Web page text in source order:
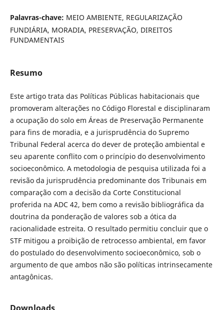
Palavras-chave: MEIO AMBIENTE, REGULARIZAÇÃO
FUNDIÁRIA, MORADIA, PRESERVAÇÃO, DIREITOS
FUNDAMENTAIS
Resumo
Este artigo trata das Políticas Públicas habitacionais que
promoveram alterações no Código Florestal e disciplinaram
a ocupação do solo em Áreas de Preservação Permanente
para fins de moradia, e a jurisprudência do Supremo
Tribunal Federal acerca do dever de proteção ambiental e
seu aparente conflito com o princípio do desenvolvimento
socioeconômico. A metodologia de pesquisa utilizada foi a
revisão da jurisprudência predominante dos Tribunais em
comparação com a decisão da Corte Constitucional
proferida na ADC 42, bem como a revisão bibliográfica da
doutrina da ponderação de valores sob a ótica da
racionalidade estreita. O resultado permitiu concluir que o
STF mitigou a proibição de retrocesso ambiental, em favor
do postulado do desenvolvimento socioeconômico, sob o
argumento de que ambos não são políticas intrinsecamente
antagônicas.